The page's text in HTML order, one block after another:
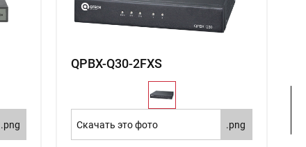
.png
QPBX-Q30-2FXS
Скачать это фото .png